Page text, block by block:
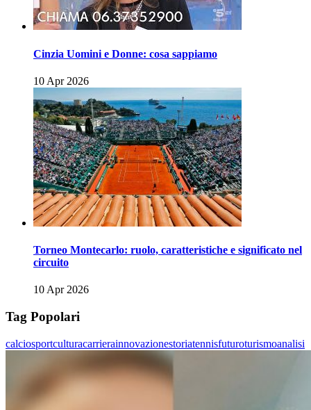
Cinzia Uomini e Donne: cosa sappiamo
10 Apr 2026
Torneo Montecarlo: ruolo, caratteristiche e significato nel
circuito
10 Apr 2026
Tag Popolari
calciosportculturacarrierainnovazionestoriatennisfuturoturismoanalisi